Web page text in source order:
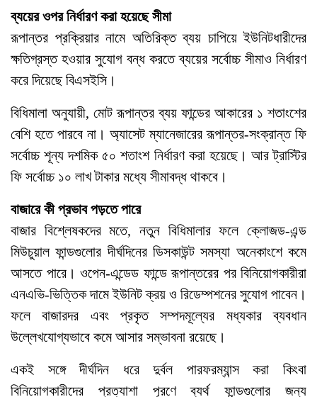
ব্যয়ের ওপর নির্ধারণ করা হয়েছে সীমা
রূপান্তর প্রক্রিয়ার নামে অতিরিক্ত ব্যয় চাপিয়ে ইউনিটধারীদের
ক্ষতিগ্রস্ত হওয়ার সুযোগ বন্ধ করতে ব্যয়ের সর্বোচ্চ সীমাও নির্ধারণ
করে দিয়েছে বিএসইসি।
বিধিমালা অনুযায়ী, মোট রূপান্তর ব্যয় ফান্ডের আকারের ১ শতাংশের
বেশি হতে পারবে না। অ্যাসেট ম্যানেজারের রূপান্তর-সংক্রান্ত ফি
সর্বোচ্চ শূন্য দশমিক ৫০ শতাংশ নির্ধারণ করা হয়েছে। আর ট্রাস্টির
ফি সর্বোচ্চ ১০ লাখ টাকার মধ্যে সীমাবদ্ধ থাকবে।
বাজারে কী প্রভাব পড়তে পারে
বাজার বিশ্লেষকদের মতে, নতুন বিধিমালার ফলে ক্লোজড-এন্ড
মিউচুয়াল ফান্ডগুলোর দীর্ঘদিনের ডিসকাউন্ট সমস্যা অনেকাংশে কমে
আসতে পারে। ওপেন-এন্ডেড ফান্ডে রূপান্তরের পর বিনিয়োগকারীরা
এনএভি-ভিত্তিক দামে ইউনিট ক্রয় ও রিডেম্পশনের সুযোগ পাবেন।
ফলে বাজারদর এবং প্রকৃত সম্পদমূল্যের মধ্যকার ব্যবধান
উল্লেখযোগ্যভাবে কমে আসার সম্ভাবনা রয়েছে।
একই সঙ্গে দীর্ঘদিন ধরে দুর্বল পারফরম্যান্স করা কিংবা
বিনিয়োগকারীদের প্রত্যাশা পূরণে ব্যর্থ ফান্ডগুলোর জন্য